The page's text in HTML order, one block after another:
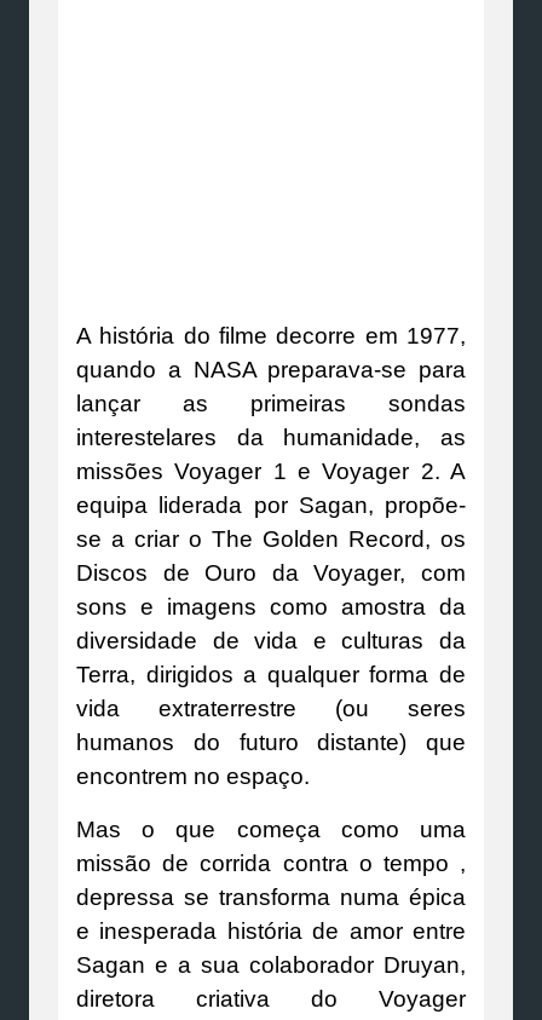
A história do filme decorre em 1977,
quando a NASA preparava-se para
lançar as primeiras sondas
interestelares da humanidade, as
missões Voyager 1 e Voyager 2. A
equipa liderada por Sagan, propõe-
se a criar o The Golden Record, os
Discos de Ouro da Voyager, com
sons e imagens como amostra da
diversidade de vida e culturas da
Terra, dirigidos a qualquer forma de
vida extraterrestre (ou seres
humanos do futuro distante) que
encontrem no espaço.
Mas o que começa como uma
missão de corrida contra o tempo ,
depressa se transforma numa épica
e inesperada história de amor entre
Sagan e a sua colaborador Druyan,
diretora criativa do Voyager